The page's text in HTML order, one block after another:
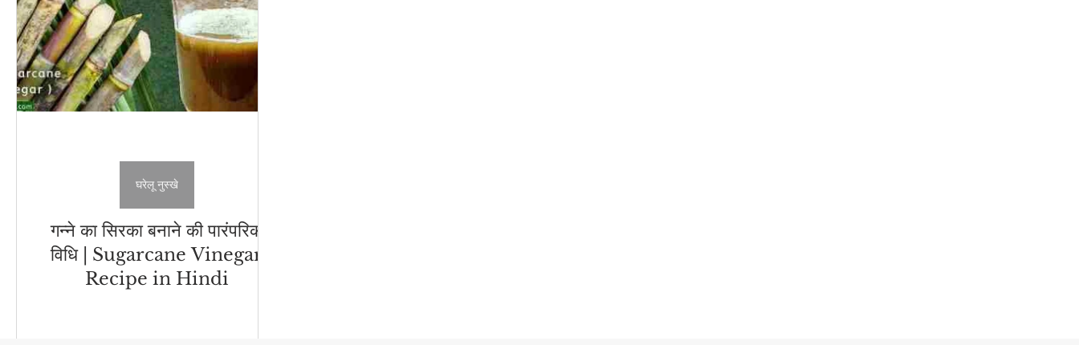
अचार - चटनी Cleaning Hacks
भारतीय नाश्ते (Indian Snacks)
गन्ने का सिरका बनाने की पारंपरिक
विधि | Sugarcane Vinegar
Recipe in Hindi
घरेलू नुस्खे